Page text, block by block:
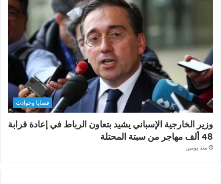
قضايا وحوادث
وزير الخارجية الإسباني يشيد بتعاون الرباط في إعادة قرابة
48 ألف مهاجر من سبتة المحتلة
منذ يومين